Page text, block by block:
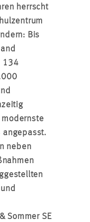
herrscht
Bis
134
angepasst.
neben
Sommer SE